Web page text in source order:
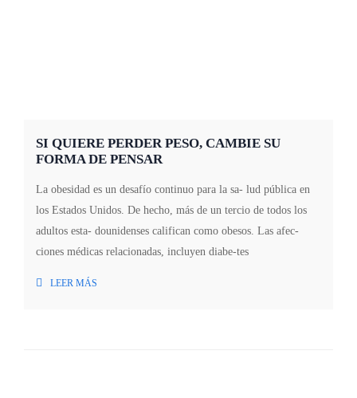
SI QUIERE PERDER PESO, CAMBIE SU
FORMA DE PENSAR
La obesidad es un desafío continuo para la sa- lud pública en
los Estados Unidos. De hecho, más de un tercio de todos los
adultos esta- dounidenses califican como obesos. Las afec-
ciones médicas relacionadas, incluyen diabe-tes
LEER MÁS